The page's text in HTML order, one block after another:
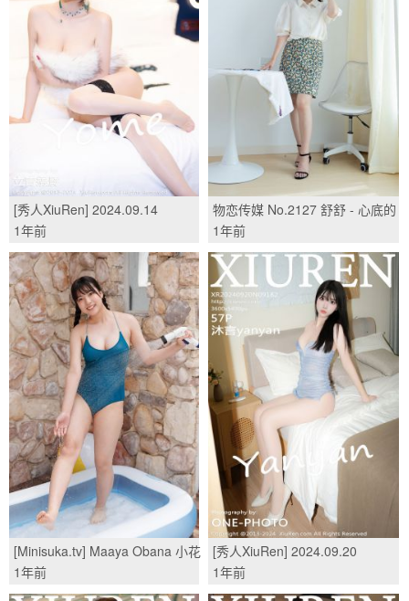
[秀人XiuRen] 2024.09.14
No.9165 杨晨晨Yome/(83P)
1年前
物恋传媒 No.2127 舒舒 - 心底的
眷恋/(150P)
1年前
[Minisuka.tv] Maaya Obana 小花
真彩 - Secret Gallery Stage2 Set
4.04/(42P)
1年前
[秀人XiuRen] 2024.09.20
No.9182 沐言yanyan/(57P)
1年前